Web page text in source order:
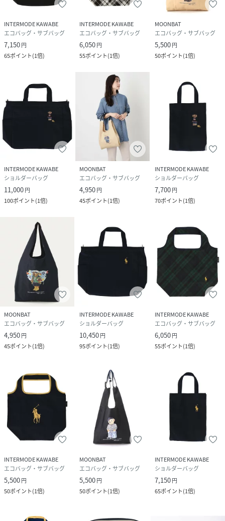
INTERMODE KAWABE
エコバッグ・サブバッグ
7,150円
65ポイント(1倍)
INTERMODE KAWABE
エコバッグ・サブバッグ
6,050円
55ポイント(1倍)
MOONBAT
エコバッグ・サブバッグ
5,500円
50ポイント(1倍)
INTERMODE KAWABE
ショルダーバッグ
11,000円
100ポイント(1倍)
MOONBAT
エコバッグ・サブバッグ
4,950円
45ポイント(1倍)
INTERMODE KAWABE
ショルダーバッグ
7,700円
70ポイント(1倍)
MOONBAT
エコバッグ・サブバッグ
4,950円
45ポイント(1倍)
INTERMODE KAWABE
ショルダーバッグ
10,450円
95ポイント(1倍)
INTERMODE KAWABE
エコバッグ・サブバッグ
6,050円
55ポイント(1倍)
INTERMODE KAWABE
エコバッグ・サブバッグ
5,500円
50ポイント(1倍)
MOONBAT
エコバッグ・サブバッグ
5,500円
50ポイント(1倍)
INTERMODE KAWABE
ショルダーバッグ
7,150円
65ポイント(1倍)